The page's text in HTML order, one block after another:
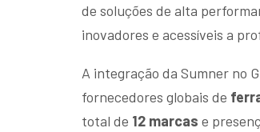
de soluções de alta
inovadores e acessíveis a
A integração da Sumner no
fornecedores globais de
total de 12 marcas e